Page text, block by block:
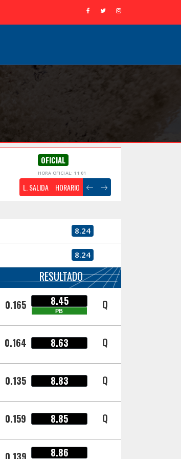
OFICIAL
HORA OFICIAL: 11:01
L. SALIDA HORARIO
8.24
8.24
RESULTADO
0.165 8.45
PB Q
0.164 8.63 Q
0.135 8.83 Q
0.159 8.85 Q
8.86